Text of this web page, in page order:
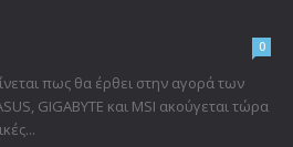
0
πως θα έρθει στην αγορά των
GIGABYTE και MSI ακούγεται τώρα